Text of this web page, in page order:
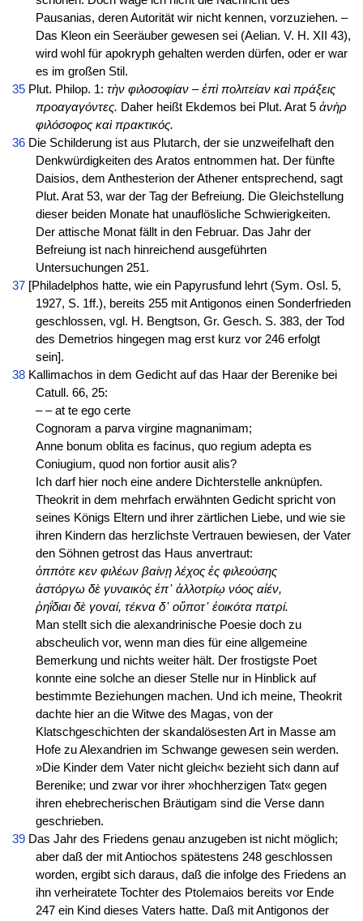
Pausanias, deren Autorität wir nicht kennen, vorzuziehen. –
Das Kleon ein Seeräuber gewesen sei (Aelian. V. H. XII 43),
wird wohl für apokryph gehalten werden dürfen, oder er war
es im großen Stil.
35Plut. Philop. 1: τὴν φιλοσοφίαν – ἐπὶ πολιτείαν καὶ πράξεις
προαγαγόντες. Daher heißt Ekdemos bei Plut. Arat 5 ἀνὴρ
φιλόσοφος καὶ πρακτικός.
36Die Schilderung ist aus Plutarch, der sie unzweifelhaft den
Denkwürdigkeiten des Aratos entnommen hat. Der fünfte
Daisios, dem Anthesterion der Athener entsprechend, sagt
Plut. Arat 53, war der Tag der Befreiung. Die Gleichstellung
dieser beiden Monate hat unauflösliche Schwierigkeiten.
Der attische Monat fällt in den Februar. Das Jahr der
Befreiung ist nach hinreichend ausgeführten
Untersuchungen 251.
37[Philadelphos hatte, wie ein Papyrusfund lehrt (Sym. Osl. 5,
1927, S. 1ff.), bereits 255 mit Antigonos einen Sonderfrieden
geschlossen, vgl. H. Bengtson, Gr. Gesch. S. 383, der Tod
des Demetrios hingegen mag erst kurz vor 246 erfolgt
sein].
38Kallimachos in dem Gedicht auf das Haar der Berenike bei
Catull. 66, 25:
– – at te ego certe
Cognoram a parva virgine magnanimam;
Anne bonum oblita es facinus, quo regium adepta es
Coniugium, quod non fortior ausit alis?
Ich darf hier noch eine andere Dichterstelle anknüpfen.
Theokrit in dem mehrfach erwähnten Gedicht spricht von
seines Königs Eltern und ihrer zärtlichen Liebe, und wie sie
ihren Kindern das herzlichste Vertrauen bewiesen, der Vater
den Söhnen getrost das Haus anvertraut:
ὁππότε κεν φιλέων βαίνῃ λέχος ἐς φιλεούσης
ἀστόργω δὲ γυναικὸς ἐπ᾽ ἀλλοτρίῳ νόος αἰέν,
ῥηΐδιαι δὲ γοναί, τέκνα δ᾽ οὔποτ᾽ ἐοικότα πατρί.
Man stellt sich die alexandrinische Poesie doch zu
abscheulich vor, wenn man dies für eine allgemeine
Bemerkung und nichts weiter hält. Der frostigste Poet
konnte eine solche an dieser Stelle nur in Hinblick auf
bestimmte Beziehungen machen. Und ich meine, Theokrit
dachte hier an die Witwe des Magas, von der
Klatschgeschichten der skandalösesten Art in Masse am
Hofe zu Alexandrien im Schwange gewesen sein werden.
»Die Kinder dem Vater nicht gleich« bezieht sich dann auf
Berenike; und zwar vor ihrer »hochherzigen Tat« gegen
ihren ehebrecherischen Bräutigam sind die Verse dann
geschrieben.
39Das Jahr des Friedens genau anzugeben ist nicht möglich;
aber daß der mit Antiochos spätestens 248 geschlossen
worden, ergibt sich daraus, daß die infolge des Friedens an
ihn verheiratete Tochter des Ptolemaios bereits vor Ende
247 ein Kind dieses Vaters hatte. Daß mit Antigonos der